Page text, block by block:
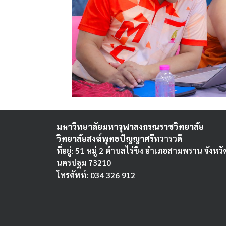
มหาวิทยาลัยมหาจุฬาลงกรณราชวิทยาลัย
วิทยาลัยสงฆ์พุทธปัญญาศรีทวารวดี
ที่อยู่: 51 หมู่ 2 ตำบลไร่ขิง อำเภอสามพราน จังหวั
นครปฐม 73210
โทรศัพท์: 034 326 912